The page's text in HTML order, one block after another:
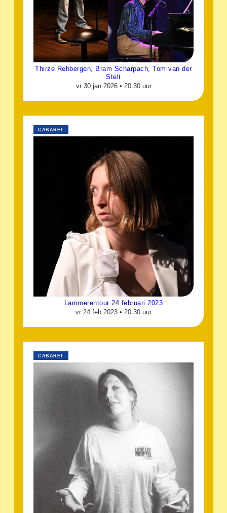
Thirze Rehbergen, Bram Scharpach, Tom van der
Stelt
vr 30 jan 2026 • 20:30 uur
CABARET
Lammerentour 24 februari 2023
vr 24 feb 2023 • 20:30 uur
CABARET